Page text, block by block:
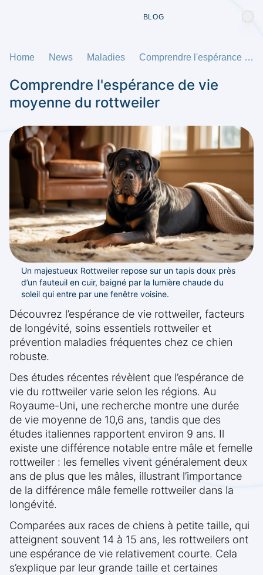
BLOG
Home News Maladies Comprendre l'espérance de vie moyenne du rottweiler
Comprendre l'espérance de vie
moyenne du rottweiler
Un majestueux Rottweiler repose sur un tapis doux près
d’un fauteuil en cuir, baigné par la lumière chaude du
soleil qui entre par une fenêtre voisine.
Découvrez l’espérance de vie rottweiler, facteurs
de longévité, soins essentiels rottweiler et
prévention maladies fréquentes chez ce chien
robuste.
Des études récentes révèlent que l’espérance de
vie du rottweiler varie selon les régions. Au
Royaume-Uni, une recherche montre une durée
de vie moyenne de 10,6 ans, tandis que des
études italiennes rapportent environ 9 ans. Il
existe une différence notable entre mâle et femelle
rottweiler : les femelles vivent généralement deux
ans de plus que les mâles, illustrant l’importance
de la différence mâle femelle rottweiler dans la
longévité.
Comparées aux races de chiens à petite taille, qui
atteignent souvent 14 à 15 ans, les rottweilers ont
une espérance de vie relativement courte. Cela
s’explique par leur grande taille et certaines